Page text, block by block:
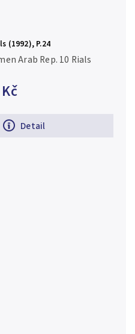
(1992), P.24
Detail
Arab Rep. 10 Rials